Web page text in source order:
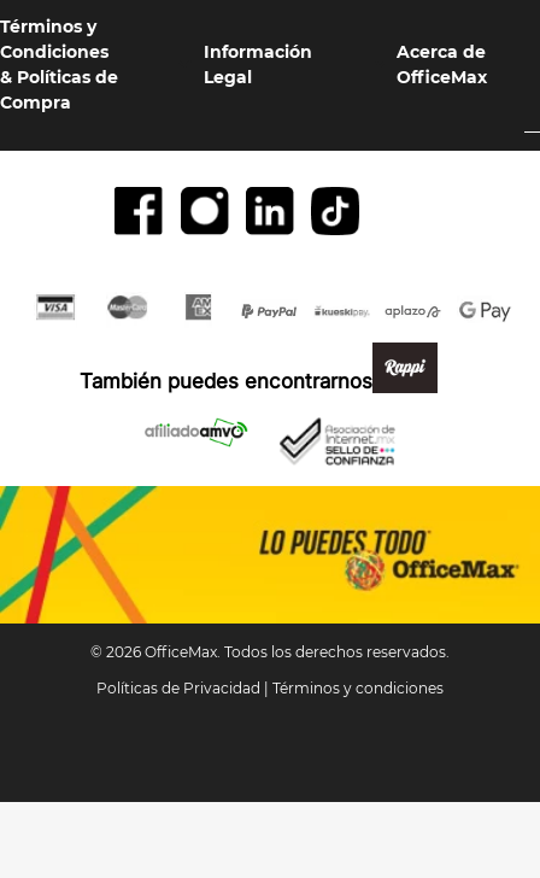
Términos y
Condiciones
& Políticas de
Compra
Información
Legal
Acerca de
OfficeMax
También puedes encontrarnos en:
© 2026 OfficeMax. Todos los derechos reservados.
Políticas de Privacidad
Términos y condiciones